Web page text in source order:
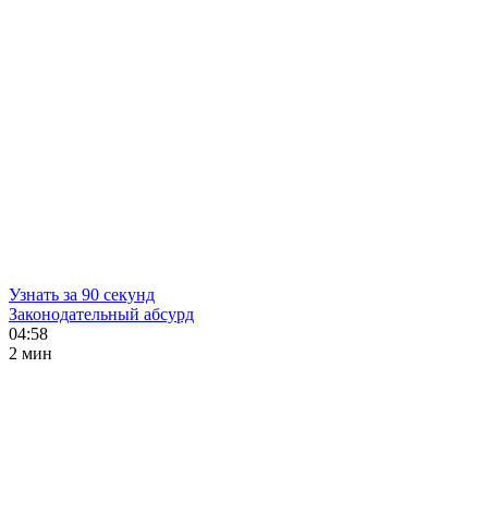
Узнать за 90 секунд
Законодательный абсурд
04:58
2 мин